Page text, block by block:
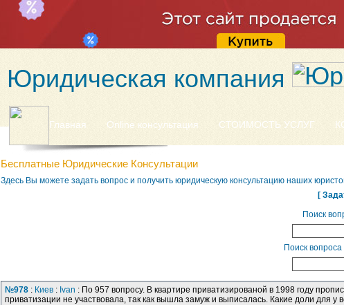
Юридическая компания
Главная Online консультация СТОИМОСТЬ УСЛУГ
Бесплатные Юридические Консультации
Здесь Вы можете задать вопрос и получить юридическую консультацию наших
[
Поиск
Поиск
№978 : Киев : Ivan : По 957 вопросу. В квартире приватизированой в 1998 году
приватизации не участвовала, так как вышла замуж и выписалась. Какие доли для у